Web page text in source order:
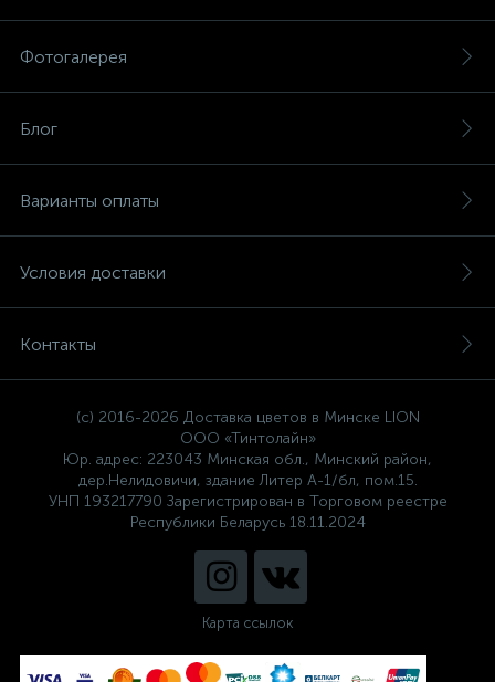
Фотогалерея
Блог
Варианты оплаты
Условия доставки
Контакты
(c) 2016-2026 Доставка цветов в Минске LION
ООО «Тинтолайн»
Юр. адрес: 223043 Минская обл., Минский район,
дер.Нелидовичи, здание Литер А-1/бл, пом.15.
УНП 193217790 Зарегистрирован в Торговом реестре
Республики Беларусь 18.11.2024
Карта ссылок